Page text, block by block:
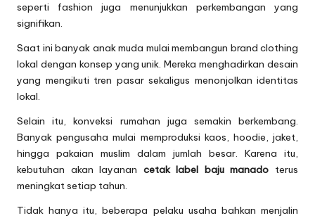
seperti fashion juga menunjukkan perkembangan yang
signifikan.
Saat ini banyak anak muda mulai membangun brand clothing
lokal dengan konsep yang unik. Mereka menghadirkan desain
yang mengikuti tren pasar sekaligus menonjolkan identitas
lokal.
Selain itu, konveksi rumahan juga semakin berkembang.
Banyak pengusaha mulai memproduksi kaos, hoodie, jaket,
hingga pakaian muslim dalam jumlah besar. Karena itu,
kebutuhan akan layanan cetak label baju manado terus
meningkat setiap tahun.
Tidak hanya itu, beberapa pelaku usaha bahkan menjalin